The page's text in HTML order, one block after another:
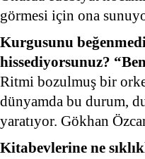
görmesi için ona
Kurgusunu
hissediyorsunuz?
Ritmi bozulmuş bir
dünyamda bu durum,
yaratıyor. Gökhan
Kitabevlerine ne